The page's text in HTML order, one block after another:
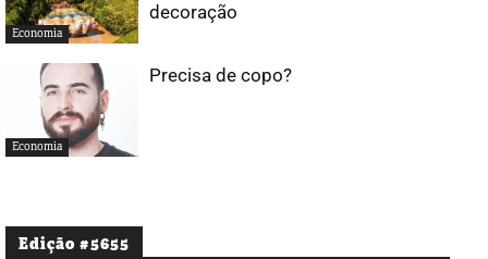
Economia
decoração
Economia
Precisa de copo?
Edição #5655